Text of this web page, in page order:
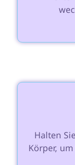
Körper,